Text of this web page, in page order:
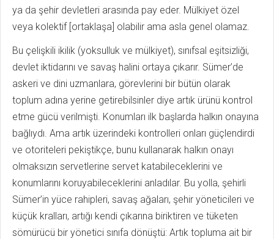
ya da şehir devletleri arasında pay eder. Mülkiyet özel
veya kolektif [ortaklaşa] olabilir ama asla genel olamaz.
Bu çelişkili ikilik (yoksulluk ve mülkiyet), sınıfsal eşitsizliği,
devlet iktidarını ve savaş halini ortaya çıkarır. Sümer’de
askeri ve dini uzmanlara, görevlerini bir bütün olarak
toplum adına yerine getirebilsinler diye artık ürünü kontrol
etme gücü verilmişti. Konumları ilk başlarda halkın onayına
bağlıydı. Ama artık üzerindeki kontrolleri onları güçlendirdi
ve otoriteleri pekiştikçe, bunu kullanarak halkın onayı
olmaksızın servetlerine servet katabileceklerini ve
konumlarını koruyabileceklerini anladılar. Bu yolla, şehirli
Sümer’in yüce rahipleri, savaş ağaları, şehir yöneticileri ve
küçük kralları, artığı kendi çıkarına biriktiren ve tüketen
sömürücü bir yönetici sınıfa dönüştü: Artık topluma ait bir